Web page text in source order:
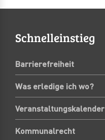
Schnelleinstieg
Barrierefreiheit
Was erledige ich wo?
Veranstaltungskalender
Kommunalrecht